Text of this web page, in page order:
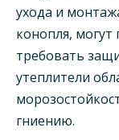
ухода и
конопля,
требовать
утеплители
гниению.